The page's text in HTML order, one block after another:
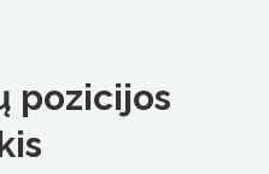
pozicijos